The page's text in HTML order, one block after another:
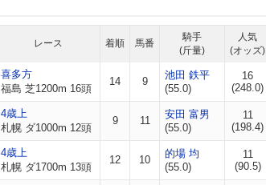
レース 着順 馬番
騎手
(斤量)
人気
(オッズ)
喜多方
福島 芝1200m 16頭
14 9
池田 鉄平
(55.0)
16
(248.0)
4歳上
札幌 ダ1000m 12頭
9 11
安田 富男
(55.0)
11
(198.4)
4歳上
札幌 ダ1700m 13頭
12 10
的場 均
(55.0)
11
(90.5)